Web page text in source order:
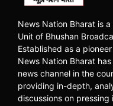
News Nation Bharat is
Unit of Bhushan
Established as a
News Nation Bharat
news channel in the
providing in-depth,
discussions on